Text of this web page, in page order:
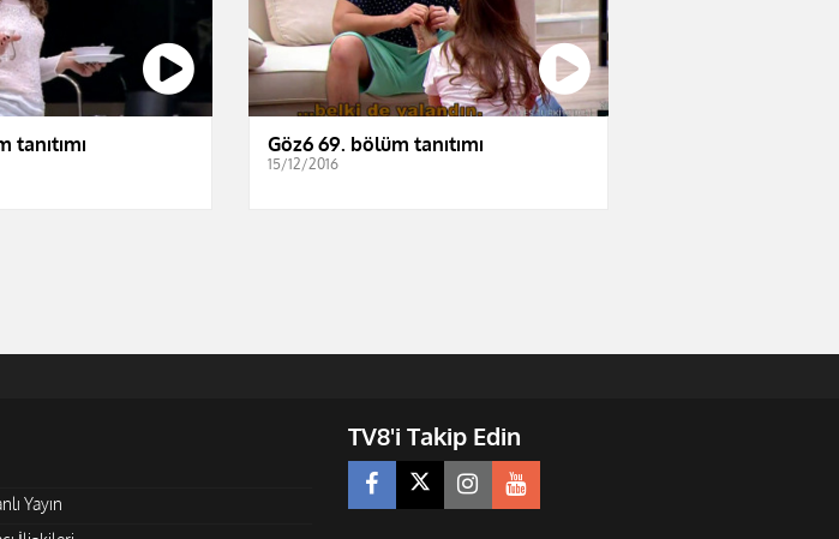
tanıtımı Göz6 69. bölüm tanıtımı
15/12/2016
Yayın
TV8'i Takip Edin